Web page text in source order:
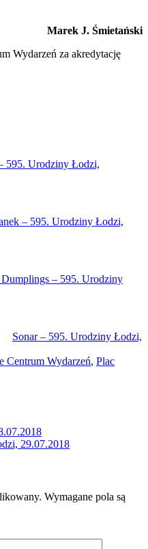
Marek J. Śmietański
Wydarzeń za akredytację
595. Urodziny Łodzi,
– 595. Urodziny Łodzi,
– 595. Urodziny
Sonar – 595. Urodziny Łodzi,
Centrum Wydarzeń, Plac
29.07.2018
Wymagane pola są